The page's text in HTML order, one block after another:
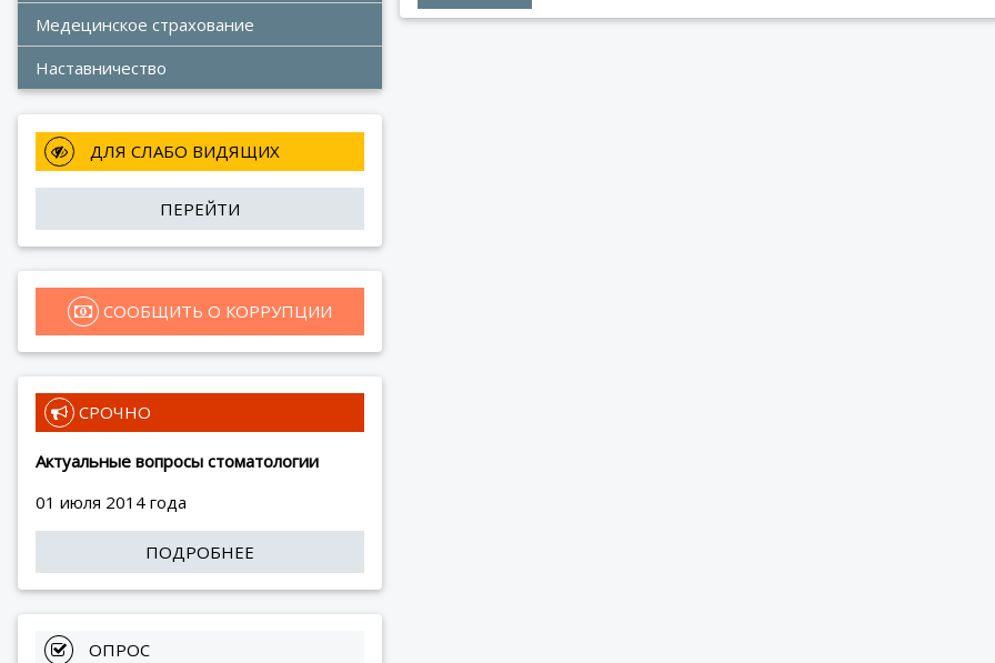
Медецинское страхование
Наставничество
ДЛЯ СЛАБО ВИДЯЩИХ
ПЕРЕЙТИ
СООБЩИТЬ О КОРРУПЦИИ
СРОЧНО
Актуальные вопросы стоматологии
01 июля 2014 года
ПОДРОБНЕЕ
ОПРОС